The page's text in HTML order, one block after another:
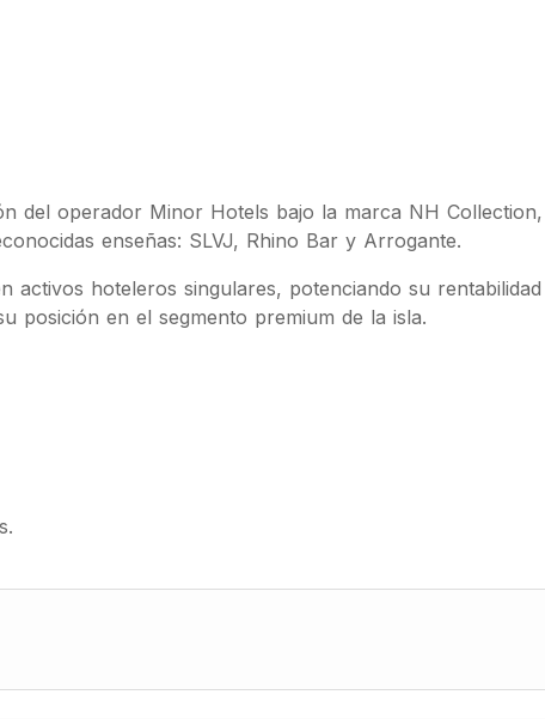
del operador Minor Hotels bajo la marca NH
enseñas: SLVJ, Rhino Bar y Arrogante.
hoteleros singulares, potenciando su
posición en el segmento premium de la isla.